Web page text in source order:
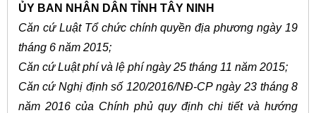
ỦY BAN NHÂN DÂN TỈNH TÂY NINH
Căn cứ Luật Tổ chức chính quyền địa phương ngày 19
tháng 6 năm 2015;
Căn cứ Luật phí và lệ phí ngày 25 tháng 11 năm 2015;
Căn cứ Nghị định số 120/2016/NĐ-CP ngày 23 tháng 8
năm 2016 của Chính phủ quy định chi tiết và hướng